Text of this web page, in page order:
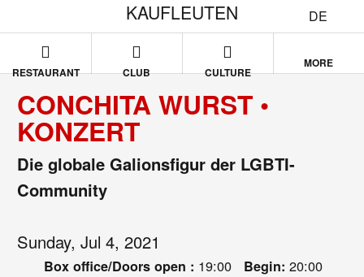
DE
KAUFLEUTEN
RESTAURANT CLUB CULTURE
MORE
CONCHITA WURST •
KONZERT
Die globale Galionsfigur der LGBTI-
Community
Sunday, Jul 4, 2021
Box office/Doors open : 19:00 Begin: 20:00